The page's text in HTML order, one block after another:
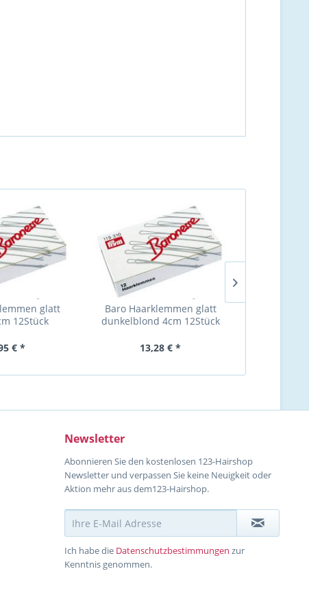
glatt
12Stück
€ *
Baro Haarklemmen glatt
dunkelblond 4cm 12Stück
13,28 € *
Newsletter
Abonnieren Sie den kostenlosen 123-Hairshop
Newsletter und verpassen Sie keine Neuigkeit oder
Aktion mehr aus dem123-Hairshop.
Ich habe die Datenschutzbestimmungen zur
Kenntnis genommen.